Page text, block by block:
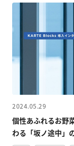
2024.05.29
個性あふれるお野
わる「坂ノ途中」